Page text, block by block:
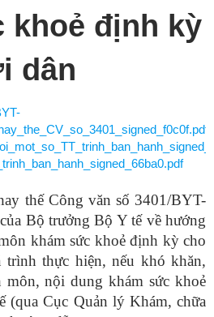
khoẻ định kỳ
dân
thế Công văn số 3401/BYT-
Bộ trưởng Bộ Y tế về hướng
khám sức khoẻ định kỳ cho
trình thực hiện, nếu khó khăn,
môn, nội dung khám sức khoẻ
(qua Cục Quản lý Khám, chữa